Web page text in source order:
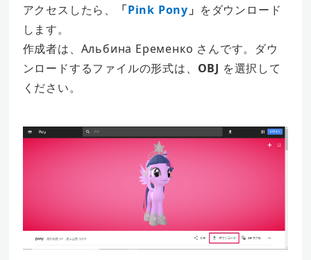
アクセスしたら、 「Pink Pony 」 をダウンロード
します。
作成者は、Альбина Еременко さんです。ダウ
ンロードするファイルの形式は、 OBJ を選択して
ください。